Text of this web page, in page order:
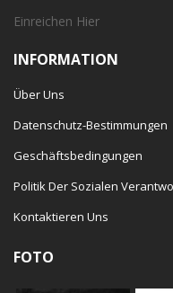
Einreichen Hier
INFORMATION
Über Uns
Datenschutz-Bestimmungen
Geschäftsbedingungen
Politik Der Sozialen
Kontaktieren Uns
FOTO